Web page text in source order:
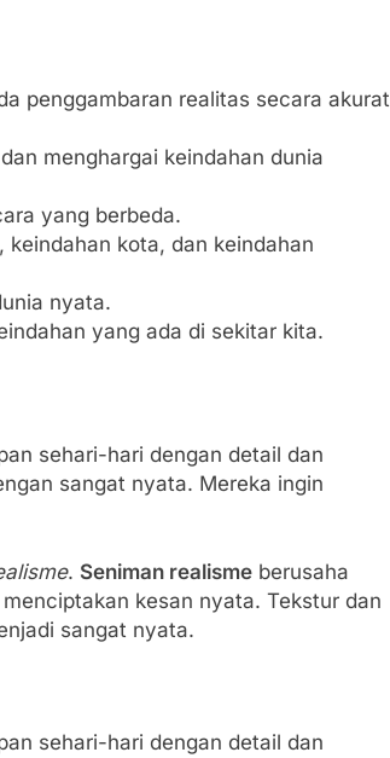
penggambaran realitas secara akurat
menghargai keindahan dunia
yang berbeda.
keindahan kota, dan keindahan
nyata.
yang ada di sekitar kita.
sehari-hari dengan detail dan
sangat nyata. Mereka ingin
. Seniman realisme berusaha
kesan nyata. Tekstur dan
sangat nyata.
sehari-hari dengan detail dan